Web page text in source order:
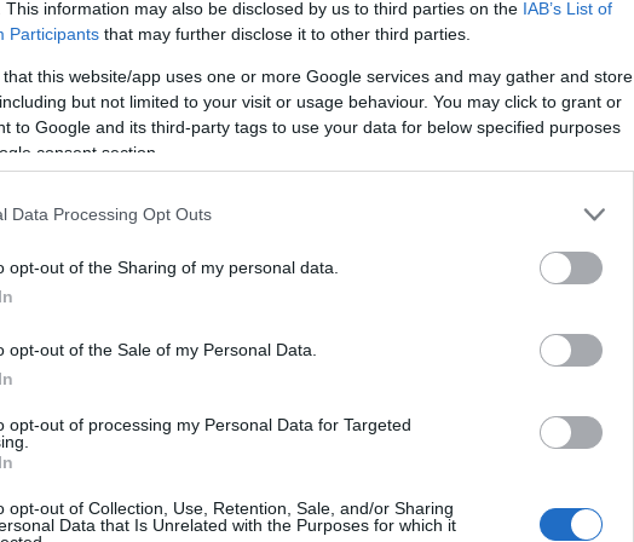
This information may also be disclosed by us to third parties on the IAB’s List of
Participants that may further disclose it to other third parties.
that this website/app uses one or more Google services and may gather and store
but not limited to your visit or usage behaviour. You may click to grant or
to Google and its third-party tags to use your data for below specified purposes
consent section.
Data Processing Opt Outs
opt-out of the Sharing of my personal data.
opt-out of the Sale of my Personal Data.
opt-out of processing my Personal Data for Targeted
opt-out of Collection, Use, Retention, Sale, and/or Sharing
Data that Is Unrelated with the Purposes for which it
jogosult a közfoglalkoztatott, de legalább 3,
igénybevételére is jogosult. Szabadsága
illeti meg, betegszabadság esetén pedig annak a
és táppénzre?
szerez a társadalombiztosítási- és a
hasonlóan az ő bérét is terhelik a személyi
hozzájárulási adó levonásai.
Tetszik 0